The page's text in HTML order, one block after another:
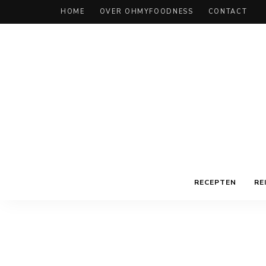
HOME OVER OHMYFOODNESS CONTACT
RECEPTEN